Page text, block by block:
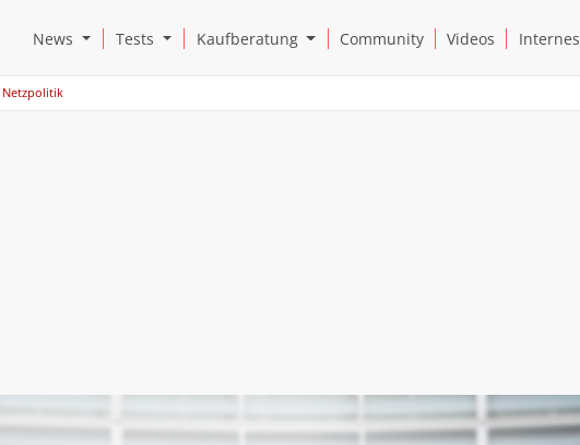
News Open News Submenu
Tests Open Tests Submenu
Kaufberatung Open Kaufberatung Submenu
Community Videos Internes
Netzpolitik